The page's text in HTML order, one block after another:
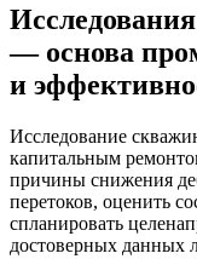
— основа
и
Исследование
капитальным
причины снижения
перетоков, оценить
спланировать
достоверных данных